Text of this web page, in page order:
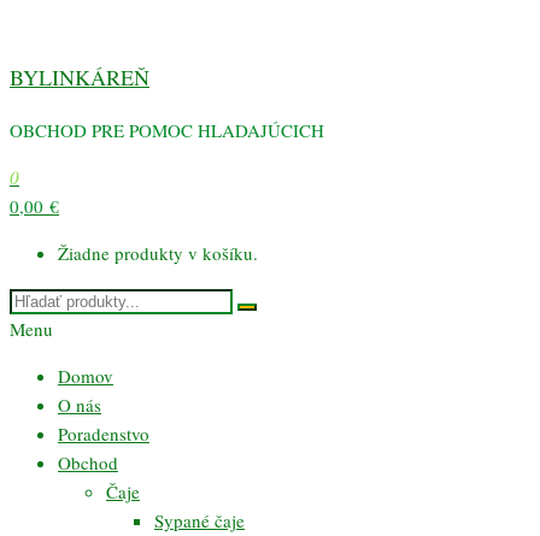
obsah
BYLINKÁREŇ
OBCHOD PRE POMOC HLADAJÚCICH
0
0,00 €
Žiadne produkty v košíku.
Menu
Domov
O nás
Poradenstvo
Obchod
Čaje
Sypané čaje